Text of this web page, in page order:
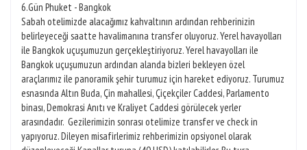
6.Gün Phuket - Bangkok
Sabah otelimizde alacağımız kahvaltının ardından rehberinizin
belirleyeceği saatte havalimanına transfer oluyoruz. Yerel havayolları
ile Bangkok uçuşumuzun gerçekleştiriyoruz. Yerel havayolları ile
Bangkok uçuşumuzun ardından alanda bizleri bekleyen özel
araçlarımız ile panoramik şehir turumuz için hareket ediyoruz. Turumuz
esnasında Altın Buda, Çin mahallesi, Çiçekçiler Caddesi, Parlamento
binası, Demokrasi Anıtı ve Kraliyet Caddesi görülecek yerler
arasındadır. Gezilerimizin sonrası otelimize transfer ve check in
yapıyoruz. Dileyen misafirlerimiz rehberimizin opsiyonel olarak